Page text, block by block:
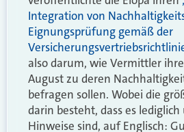
Integration von
Eignungsprüfung gemäß der
also darum, wie Vermittler
August zu deren
befragen sollen. Wobei die
darin besteht, dass es
Hinweise sind, auf Englisch: